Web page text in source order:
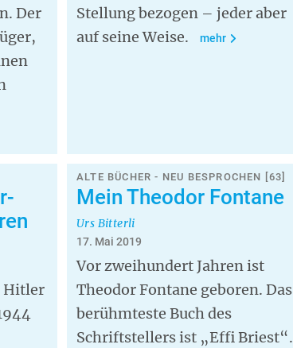
Der
Stellung bezogen – jeder aber
auf seine Weise.
mehr
Hitler
ALTE BÜCHER - NEU BESPROCHEN [63]
Mein Theodor Fontane
Urs Bitterli
17. Mai 2019
Vor zweihundert Jahren ist
Theodor Fontane geboren. Das
berühmteste Buch des
Schriftstellers ist „Effi Briest“.